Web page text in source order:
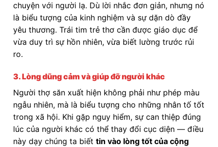
chuyện với người lạ. Dù lời nhắc đơn giản, nhưng nó
là biểu tượng của kinh nghiệm và sự dặn dò đầy
yêu thương. Trái tim trẻ thơ cần được giáo dục để
vừa duy trì sự hồn nhiên, vừa biết lường trước rủi
ro.
3. Lòng dũng cảm và giúp đỡ người khác
Người thợ săn xuất hiện không phải như phép màu
ngẫu nhiên, mà là biểu tượng cho những nhân tố tốt
trong xã hội. Khi gặp nguy hiểm, sự can thiệp đúng
lúc của người khác có thể thay đổi cục diện — điều
này dạy chúng ta biết tin vào lòng tốt của cộng